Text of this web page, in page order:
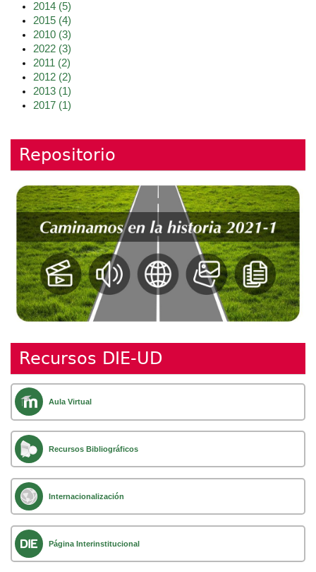
2014 (5)
2015 (4)
2010 (3)
2022 (3)
2011 (2)
2012 (2)
2013 (1)
2017 (1)
Repositorio
Recursos DIE-UD
Aula Virtual
Recursos Bibliográficos
Internacionalización
Página Interinstitucional